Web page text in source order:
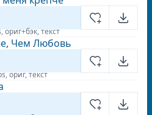
ориг+бэк, текст
Чем Любовь
ориг, текст